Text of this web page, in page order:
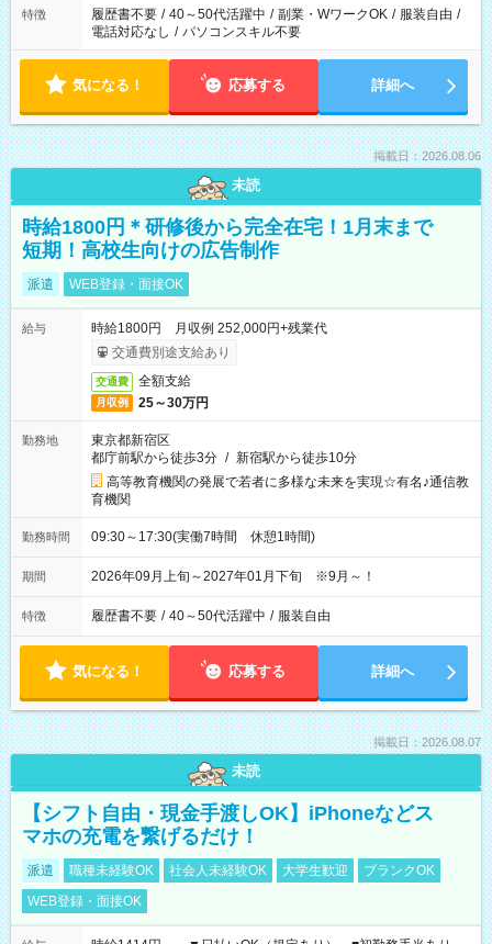
特徴 履歴書不要 / 40～50代活躍中 / 副業・WワークOK / 服装自由 /
電話対応なし / パソコンスキル不要
気になる！ 応募する 詳細へ
掲載日：2026.08.06
未読
時給1800円＊研修後から完全在宅！1月末まで
短期！高校生向けの広告制作
派遣 WEB登録・面接OK
給与
時給1800円 月収例 252,000円+残業代
交通費別途支給あり
交通費 全額支給
月収例 25～30万円
勤務地
東京都新宿区
都庁前駅から徒歩3分 / 新宿駅から徒歩10分
高等教育機関の発展で若者に多様な未来を実現☆有名♪通信教
育機関
勤務時間 09:30～17:30(実働7時間 休憩1時間)
期間 2026年09月上旬～2027年01月下旬 ※9月～！
特徴 履歴書不要 / 40～50代活躍中 / 服装自由
気になる！ 応募する 詳細へ
掲載日：2026.08.07
未読
【シフト自由・現金手渡しOK】iPhoneなどス
マホの充電を繋げるだけ！
派遣 職種未経験OK 社会人未経験OK 大学生歓迎
ブランクOK
WEB登録・面接OK